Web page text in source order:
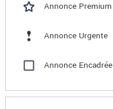
Annonce Premium
Annonce Urgente
Annonce Encadrée